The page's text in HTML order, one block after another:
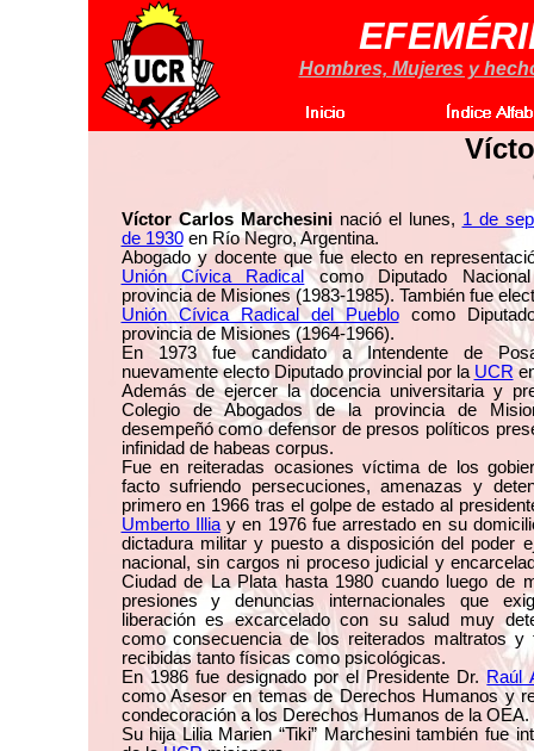
Hombres, Mujeres y
Víctor Carlos Marchesininació el lunes, 1 de
de 1930en Río Negro, Argentina.
Abogado y docente que fue electo en
Unión Cívica Radical como Diputado
provincia de Misiones (1983-1985). También fue
Unión Cívica Radical del Pueblocomo
provincia de Misiones (1964-1966).
En 1973 fue candidato a Intendente de
nuevamente electo Diputado provincial por la UCR
Además de ejercer la docencia universitaria y
Colegio de Abogados de la provincia de
desempeñó como defensor de presos políticos
infinidad de habeas corpus.
Fue en reiteradas ocasiones víctima de los
facto sufriendo persecuciones, amenazas y
primero en 1966 tras el golpe de estado al
Umberto Illiay en 1976 fue arrestado en su
dictadura militar y puesto a disposición del poder
nacional, sin cargos ni proceso judicial y
Ciudad de La Plata hasta 1980 cuando luego de
presiones y denuncias internacionales que
liberación es excarcelado con su salud muy
como consecuencia de los reiterados maltratos y
recibidas tanto físicas como psicológicas.
En 1986 fue designado por el Presidente Dr. Raúl
como Asesor en temas de Derechos Humanos y
condecoración a los Derechos Humanos de la OEA.
Su hija Lilia Marien “Tiki” Marchesini también fue